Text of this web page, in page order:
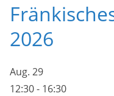
2026
Aug. 29
12:30- 16:30